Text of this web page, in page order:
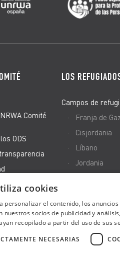
Comité
ODS
LOS
Campos de
Franja de
Cisjordania
Líbano
Jordania
Política de
Aviso
cookies
personalizar el contenido, los
nuestros socios de publicidad y
recopilado a partir del uso de sus
NECESARIAS